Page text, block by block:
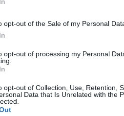
opt-out of the Sale of my Personal
opt-out of processing my Personal
opt-out of Collection, Use, Retention,
Data that Is Unrelated with the
de l’huile de nigelle
plantes. En diluant quelques
pour lutter contre certains
pour éviter la prolifération de
des plantes aux attaques